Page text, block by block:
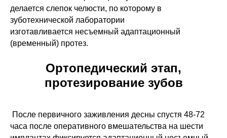
делается слепок челюсти, по которому в
зуботехнической лаборатории
изготавливается несъемный адаптационный
(временный) протез.
Ортопедический этап,
протезирование зубов
После первичного заживления десны спустя 48-72
часа после оперативного вмешательства на шести